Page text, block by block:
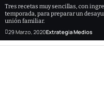
Tres recetas muy sencillas, con
temporada, para preparar un
unión familiar.
29 Marzo, 2020Extrategia Medios